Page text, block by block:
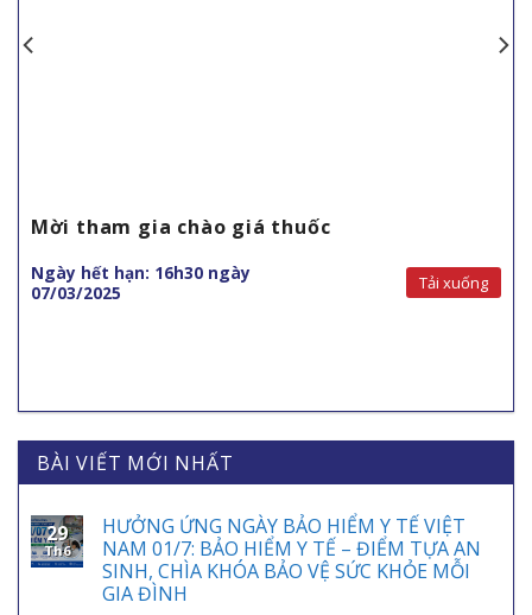
Mời tham gia chào giá thuốc
Ngày hết hạn: 16h30 ngày
07/03/2025
Tải xuống
BÀI VIẾT MỚI NHẤT
29
Th6
HƯỞNG ỨNG NGÀY BẢO HIỂM Y TẾ VIỆT
NAM 01/7: BẢO HIỂM Y TẾ – ĐIỂM TỰA AN
SINH, CHÌA KHÓA BẢO VỆ SỨC KHỎE MỖI
GIA ĐÌNH